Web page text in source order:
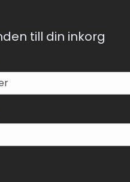
till din inkorg